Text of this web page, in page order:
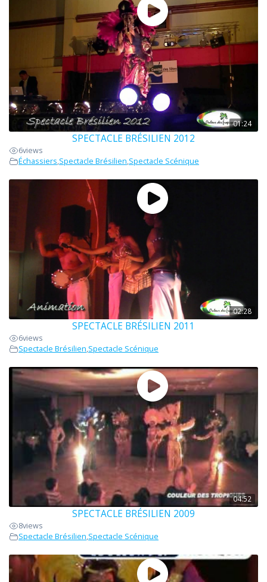
01:24
SPECTACLE BRÉSILIEN 2012
6views
Échassiers,Spectacle Brésilien,Spectacle Scénique
02:28
SPECTACLE BRÉSILIEN 2011
6views
Spectacle Brésilien,Spectacle Scénique
04:52
SPECTACLE BRÉSILIEN 2009
8views
Spectacle Brésilien,Spectacle Scénique